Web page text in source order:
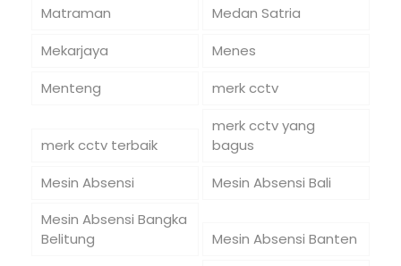
Matraman
Medan Satria
Mekarjaya
Menes
Menteng
merk cctv
merk cctv terbaik
merk cctv yang
bagus
Mesin Absensi
Mesin Absensi Bali
Mesin Absensi Bangka
Belitung
Mesin Absensi Banten